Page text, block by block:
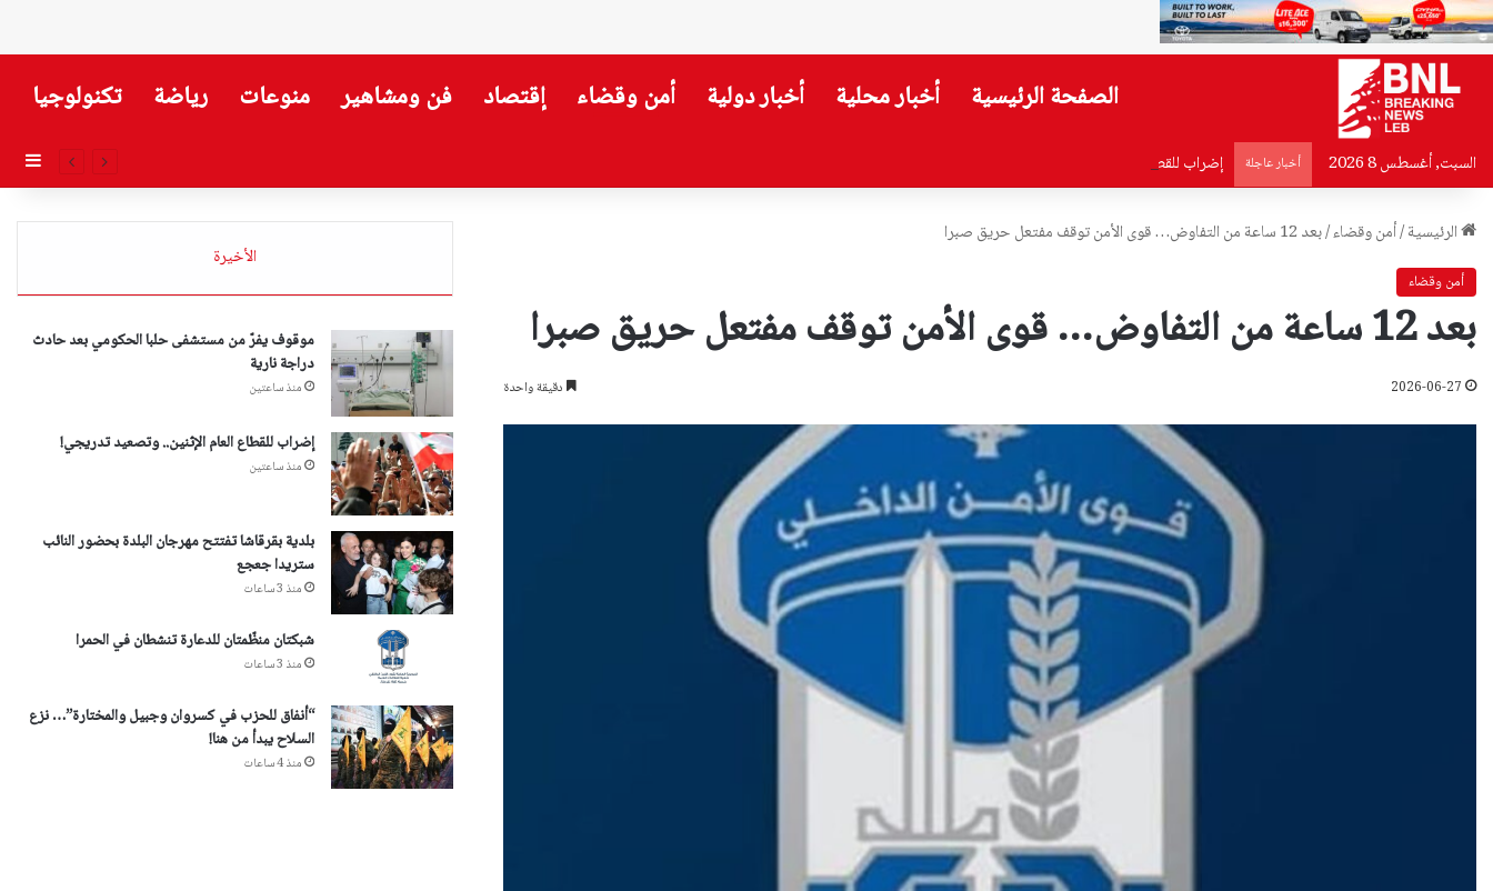
الصفحة الرئيسية أخبار محلية أخبار دولية أمن وقضاء إقتصاد فن ومشاهير منوعات رياضة تكنولوجيا
السبت, أغسطس 8 2026 أخبار عاجلة إضراب للقطاع العام الإثنين.. وتصعيد تدريجي!
الرئيسية/أمن وقضاء/بعد 12 ساعة من التفاوض… قوى الأمن توقف مفتعل حريق صبرا
أمن وقضاء
بعد 12 ساعة من التفاوض… قوى الأمن توقف مفتعل حريق صبرا
2026-06-27 دقيقة واحدة
الأخيرة
موقوف يفرّ من مستشفى حلبا الحكومي بعد حادث
دراجة نارية
منذ ساعتين
إضراب للقطاع العام الإثنين.. وتصعيد تدريجي!
منذ ساعتين
بلدية بقرقاشا تفتتح مهرجان البلدة بحضور النائب
ستريدا جعجع
منذ 3 ساعات
شبكتان منظّمتان للدعارة تنشطان في الحمرا
منذ 3 ساعات
“أنفاق للحزب في كسروان وجبيل والمختارة”… نزع
السلاح يبدأ من هنا!
منذ 4 ساعات